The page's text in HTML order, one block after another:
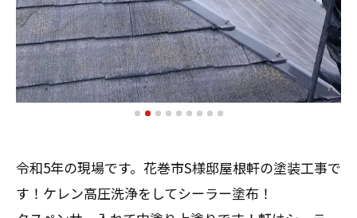
令和5年の現場です。花巻市S様邸屋根軒の塗装工事で
す！ケレン高圧洗浄をしてシーラー塗布！